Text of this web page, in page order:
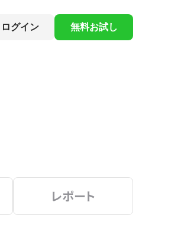
ログイン 無料お試し
レポート